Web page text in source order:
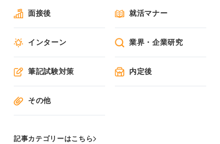
面接後 就活マナー
インターン 業界・企業研究
筆記試験対策 内定後
その他
記事カテゴリーはこちら